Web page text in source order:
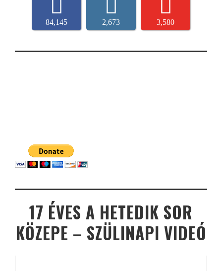
84,145 2,673 3,580
17 ÉVES A HETEDIK SOR
KÖZEPE – SZÜLINAPI VIDEÓ